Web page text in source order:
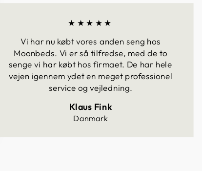
★★★★★
Vi har nu købt vores anden seng hos
Moonbeds. Vi er så tilfredse, med de to
senge vi har købt hos firmaet. De har hele
vejen igennem ydet en meget professionel
service og vejledning.
Klaus Fink
Danmark